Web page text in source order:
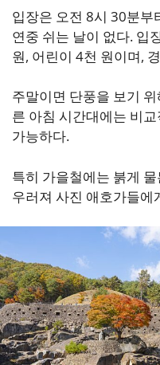
입장은 오전 8시 30분부
연중 쉬는 날이 없다. 입
원, 어린이 4천 원이며,
주말이면 단풍을 보기
른 아침 시간대에는 비
가능하다.
특히 가을철에는 붉게
우러져 사진 애호가들에